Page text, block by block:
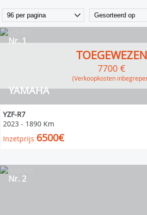
YAMAHA
Nr. 1
TOEGEWEZEN
7700 €
(verkoopkosten
YZF-R7
2023 - 1890 Km
Inzetprijs 6500€
Nr. 2